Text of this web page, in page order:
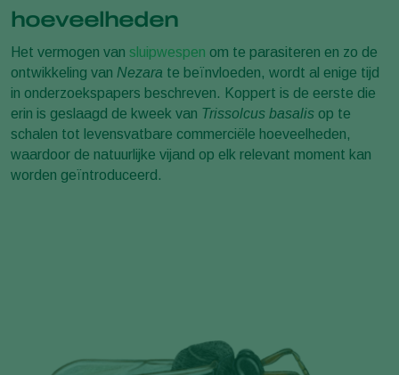
hoeveelheden
Het vermogen van sluipwespen om te parasiteren en zo de
ontwikkeling van Nezara te beïnvloeden, wordt al enige tijd
in onderzoekspapers beschreven. Koppert is de eerste die
erin is geslaagd de kweek van Trissolcus basalis op te
schalen tot levensvatbare commerciële hoeveelheden,
waardoor de natuurlijke vijand op elk relevant moment kan
worden geïntroduceerd.